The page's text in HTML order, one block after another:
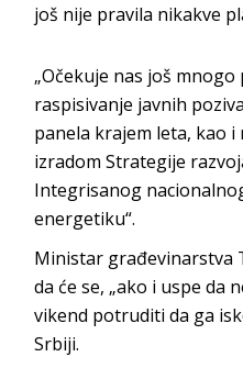
još nije pravila nikakve
„Očekuje nas još
raspisivanje javnih
panela krajem leta, kao
izradom Strategije
Integrisanog
energetiku“.
Ministar građevinarstva
da će se, „ako i uspe da
vikend potruditi da ga
Srbiji.